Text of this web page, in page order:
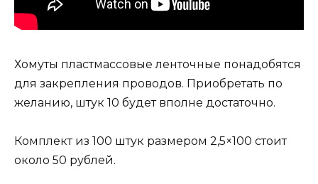
Хомуты пластмассовые ленточные понадобятся
для закрепления проводов. Приобретать по
желанию, штук 10 будет вполне достаточно.
Комплект из 100 штук размером 2,5×100 стоит
около 50 рублей.